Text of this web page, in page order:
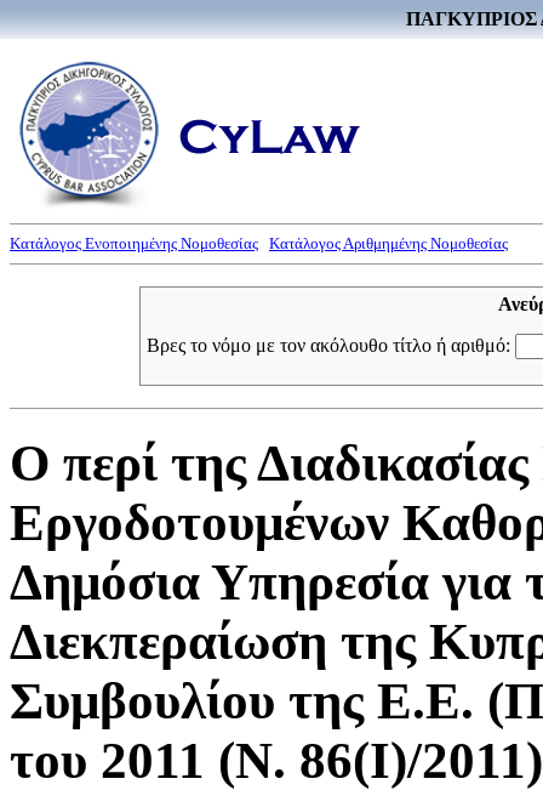
ΠΑΓΚΥΠΡΙΟΣ
Κατάλογος Ενοποιημένης Νομοθεσίας Κατάλογος Αριθμημένης Νομοθεσίας
Βρες το νόμο με τον ακόλουθο τίτλο ή αριθμό:
Ο περί της
Εργοδοτουμένων
Δημόσια Υπηρεσία για
Διεκπεραίωση της
Συμβουλίου της Ε.Ε.
του 2011 (Ν. 86(I)/2011)